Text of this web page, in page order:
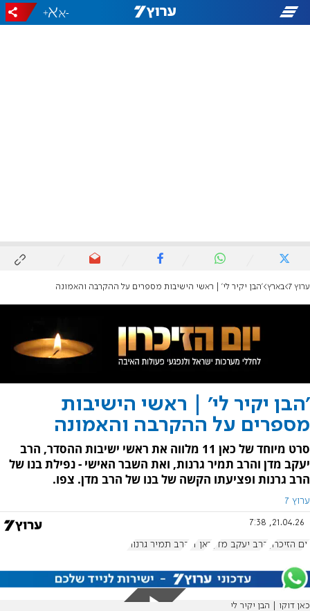
-
+
ערוץ 7 בארץ 'הבן יקיר לי' | ראשי הישיבות מספרים על ההקרבה והאמונה
'הבן יקיר לי' | ראשי הישיבות
מספרים על ההקרבה והאמונה
סרט מיוחד של כאן 11 מלווה את ראשי ישיבות ההסדר, הרב
יעקב מדן והרב תמיר גרנות, ואת השבר האישי - נפילת בנו של
הרב גרנות ופציעתו הקשה של בנו של הרב מדן. צפו.
ערוץ 7
21.04.26, 7:38
יום הזיכרון הרב יעקב מדן כאן 11 הרב תמיר גרנות
כאן דוקו | הבן יקיר לי